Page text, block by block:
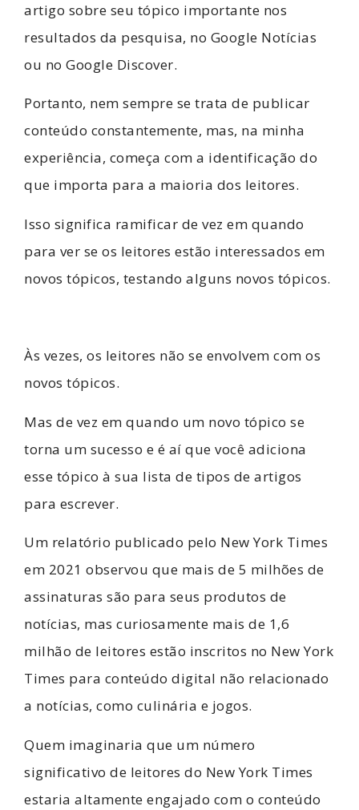
artigo sobre seu tópico importante nos
resultados da pesquisa, no Google Notícias
ou no Google Discover.
Portanto, nem sempre se trata de publicar
conteúdo constantemente, mas, na minha
experiência, começa com a identificação do
que importa para a maioria dos leitores.
Isso significa ramificar de vez em quando
para ver se os leitores estão interessados em
novos tópicos, testando alguns novos tópicos.
Às vezes, os leitores não se envolvem com os
novos tópicos.
Mas de vez em quando um novo tópico se
torna um sucesso e é aí que você adiciona
esse tópico à sua lista de tipos de artigos
para escrever.
Um relatório publicado pelo New York Times
em 2021 observou que mais de 5 milhões de
assinaturas são para seus produtos de
notícias, mas curiosamente mais de 1,6
milhão de leitores estão inscritos no New York
Times para conteúdo digital não relacionado
a notícias, como culinária e jogos.
Quem imaginaria que um número
significativo de leitores do New York Times
estaria altamente engajado com o conteúdo